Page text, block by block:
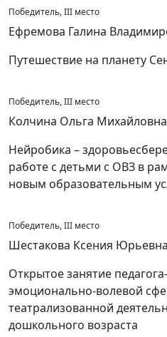
Победитель, III место
Ефремова Галина
Путешествие на планету
Победитель, III место
Колчина Ольга Михайловна
Нейробика –
работе с детьми с ОВЗ в
новым образовательным
Победитель, III место
Шестакова Ксения Юрьевна
Открытое занятие
эмоционально-волевой
театрализованной
дошкольного возраста